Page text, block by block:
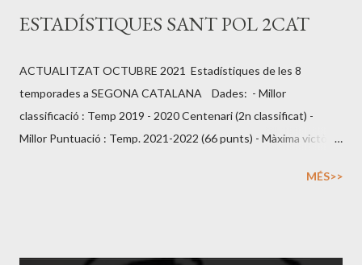
ESTADÍSTIQUES SANT POL 2CAT
ACTUALITZAT OCTUBRE 2021 Estadístiques de les 8
temporades a SEGONA CATALANA Dades: - Millor
classificació : Temp 2019 - 2020 Centenari (2n classificat) -
Millor Puntuació : Temp. 2021-2022 (66 punts) - Màxima victòria
: Fundació Grama 5 - Sant Pol 0 (Temp 16/17 j6) - Partit amb més
MÉS>>